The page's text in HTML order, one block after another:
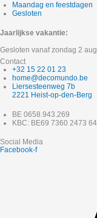
Maandag en feestdagen
Gesloten
Jaarlijkse vakantie:
Gesloten vanaf zondag 2
Contact
+32 15 22 01 23
home@decomundo.be
Liersesteenweg 7b
2221 Heist-op-den-Berg
BE 0658.943.269
KBC: BE69 7360 2473
Social Media
Facebook-f